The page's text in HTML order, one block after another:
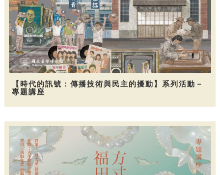
【時代的訊號：傳播技術與民主的擾動】系列活動－
專題講座